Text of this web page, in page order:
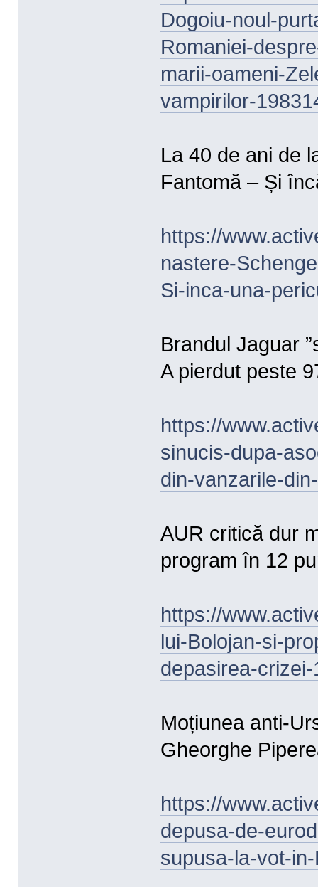
Dogoiu-noul-
Romaniei-
marii-oameni-
vampirilor-
La 40 de ani de
Fantomă – Și
https://
nastere-
Si-inca-una-
Brandul Jaguar
A pierdut peste
https://
sinucis-dupa-
din-vanzarile-
AUR critică dur
program în 12
https://
lui-Bolojan-si-
depasirea-
Moțiunea anti-
Gheorghe
https://
depusa-de-
supusa-la-vot-